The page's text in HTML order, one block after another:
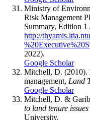
Ministry of
Risk Management
Summary, Edition
http://
2022).
Google Scholar
Mitchell, D. (2010).
management, Land
Google Scholar
Mitchell, D. &
to land tenure
University.